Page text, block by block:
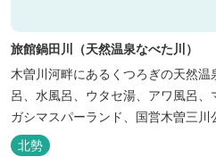
旅館鍋田川（天然温泉なべた川）
木曽川河畔にあるくつろぎの天然
呂、水風呂、ウタセ湯、アワ風呂
ガシマスパーランド、国営木曽三川
分）
北勢